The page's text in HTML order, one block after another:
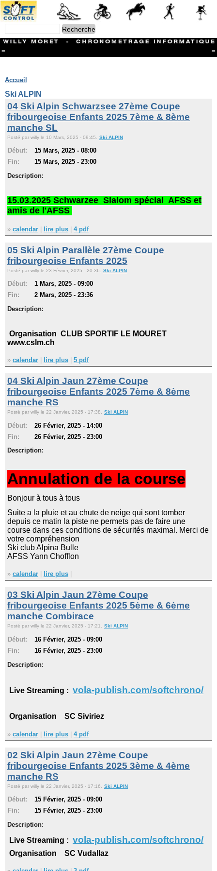
= =
Branches
CONTACT
Ski ALPIN
Triathlon
Ski Nordique
Courses à pieds
Athlétisme
Slalom In-Line
Coupe "Journal La Gruyère"
Marche
Archives
recherche
site map
messages récents
Ouverture de session
Mot de passe:
Demander un nouveau mot de passe
Accueil
Ski ALPIN
04 Ski Alpin Schwarzsee 27ème Coupe
fribourgeoise Enfants 2025 7ème & 8ème
manche SL
Posté par willy le 10 Mars, 2025 - 09:45. Ski ALPIN
Début:
15 Mars, 2025 - 08:00
Fin:
15 Mars, 2025 - 23:00
Description:
15.03.2025 Schwarzee Slalom spécial
AFSS et
amis de l'AFSS
» calendar lire plus 4 pdf
05 Ski Alpin Parallèle 27ème Coupe
fribourgeoise Enfants 2025
Posté par willy le 23 Février, 2025 - 20:36. Ski ALPIN
Début:
1 Mars, 2025 - 09:00
Fin:
2 Mars, 2025 - 23:36
Description:
Organisation CLUB SPORTIF LE MOURET
www.cslm.ch
» calendar lire plus 5 pdf
04 Ski Alpin Jaun 27ème Coupe
fribourgeoise Enfants 2025 7ème & 8ème
manche RS
Posté par willy le 22 Janvier, 2025 - 17:38. Ski ALPIN
Début:
26 Février, 2025 - 14:00
Fin:
26 Février, 2025 - 23:00
Description:
Annulation de la course
Bonjour à tous à tous
Suite a la pluie et au chute de neige qui sont tomber
depuis ce matin la piste ne permets pas de faire une
course dans ces conditions de sécurités maximal. Merci de
votre compréhension
Ski club Alpina Bulle
AFSS Yann Chofflon
» calendar lire plus
03 Ski Alpin Jaun 27ème Coupe
fribourgeoise Enfants 2025 5ème & 6ème
manche Combirace
Posté par willy le 22 Janvier, 2025 - 17:21. Ski ALPIN
Début:
16 Février, 2025 - 09:00
Fin:
16 Février, 2025 - 23:00
Description:
Live Streaming : vola-publish.com/softchrono/
Organisation SC Siviriez
» calendar lire plus 4 pdf
02 Ski Alpin Jaun 27ème Coupe
fribourgeoise Enfants 2025 3ème & 4ème
manche RS
Posté par willy le 22 Janvier, 2025 - 17:16. Ski ALPIN
Début:
15 Février, 2025 - 09:00
Fin:
15 Février, 2025 - 23:00
Description:
Live Streaming : vola-publish.com/softchrono/
Organisation SC Vudallaz